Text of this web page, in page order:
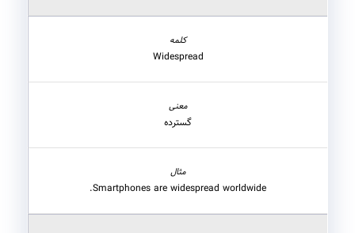
Widespread
گسترده
Smartphones are widespread worldwide.